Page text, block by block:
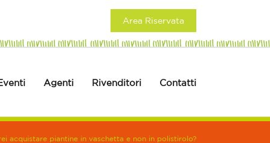
Area Riservata
Agenti Rivenditori Contatti
acquistare piantine in vaschetta e non in polistirolo?